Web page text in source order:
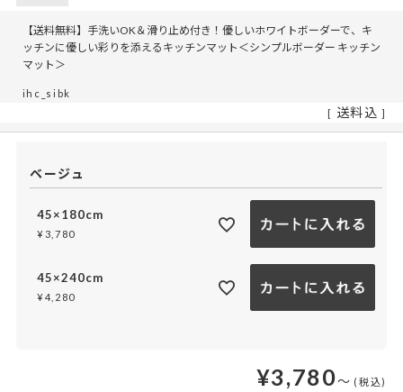
【送料無料】手洗いOK＆滑り止め付き！優しいホワイトボーダーで、キ
ッチンに優しい彩りを添えるキッチンマット＜シンプルボーダー キッチン
マット＞
ihc_sibk
送料込
ベージュ
45×180cm
¥ 3,780
45×240cm
¥ 4,280
¥3,780〜